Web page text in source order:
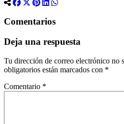
Comentarios
Deja una respuesta
Tu dirección de correo electrónico no
obligatorios están marcados con *
Comentario *